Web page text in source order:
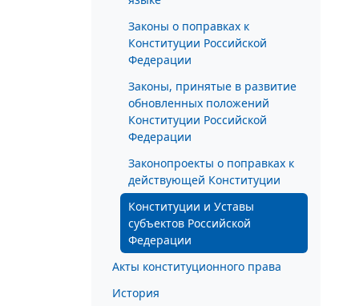
Законы о поправках к
Конституции Российской
Федерации
Законы, принятые в развитие
обновленных положений
Конституции Российской
Федерации
Законопроекты о поправках к
действующей Конституции
Конституции и Уставы
субъектов Российской
Федерации
Акты конституционного права
История